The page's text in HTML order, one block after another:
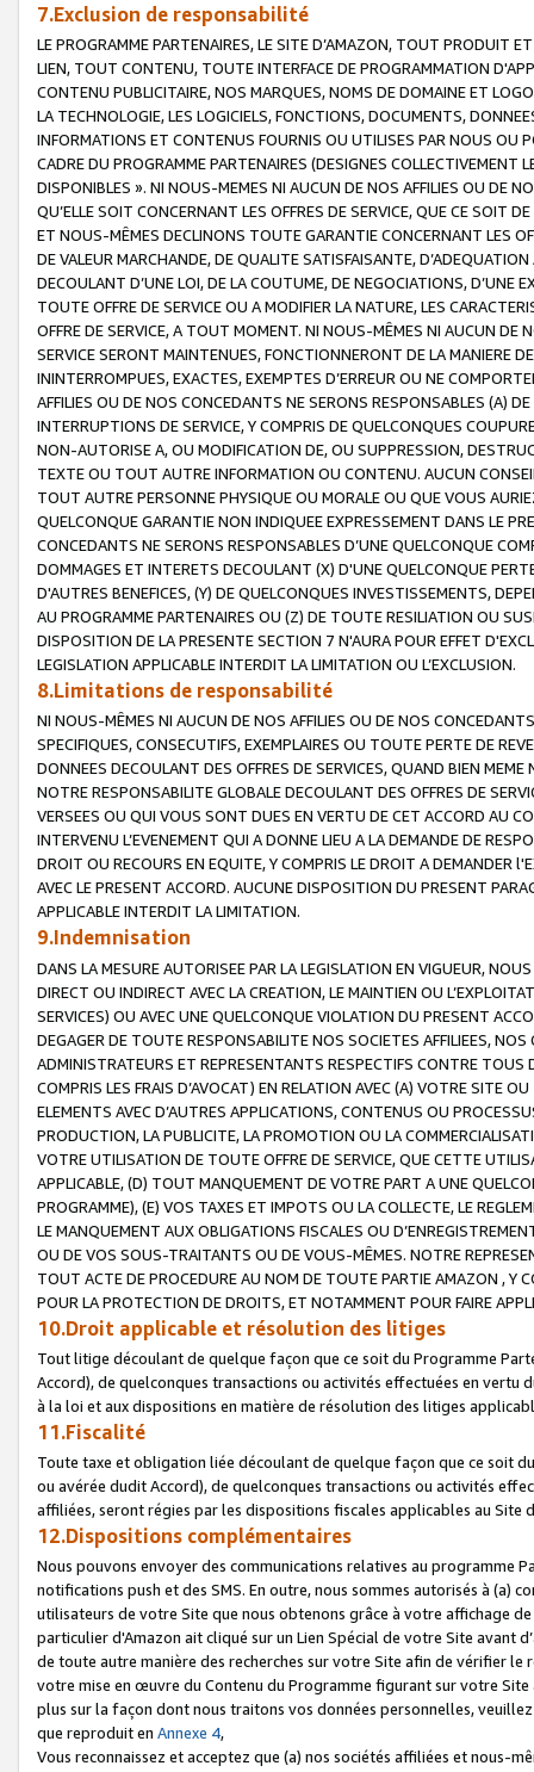
7.Exclusion de responsabilité
LE PROGRAMME PARTENAIRES, LE SITE D’AMAZON, TOUT PRODUIT
LIEN, TOUT CONTENU, TOUTE INTERFACE DE PROGRAMMATION
CONTENU PUBLICITAIRE, NOS MARQUES, NOMS DE DOMAINE ET
LA TECHNOLOGIE, LES LOGICIELS, FONCTIONS, DOCUMENTS,
INFORMATIONS ET CONTENUS FOURNIS OU UTILISES PAR NOUS OU
CADRE DU PROGRAMME PARTENAIRES (DESIGNES COLLECTIVEMENT
DISPONIBLES ». NI NOUS-MEMES NI AUCUN DE NOS AFFILIES OU DE
QU’ELLE SOIT CONCERNANT LES OFFRES DE SERVICE, QUE CE SOIT
ET NOUS-MÊMES DECLINONS TOUTE GARANTIE CONCERNANT LES
DE VALEUR MARCHANDE, DE QUALITE SATISFAISANTE,
DECOULANT D’UNE LOI, DE LA COUTUME, DE NEGOCIATIONS, D’UNE
TOUTE OFFRE DE SERVICE OU A MODIFIER LA NATURE, LES
OFFRE DE SERVICE, A TOUT MOMENT. NI NOUS-MÊMES NI AUCUN DE
SERVICE SERONT MAINTENUES, FONCTIONNERONT DE LA MANIERE
ININTERROMPUES, EXACTES, EXEMPTES D’ERREUR OU NE
AFFILIES OU DE NOS CONCEDANTS NE SERONS RESPONSABLES (A)
INTERRUPTIONS DE SERVICE, Y COMPRIS DE QUELCONQUES
NON-AUTORISE A, OU MODIFICATION DE, OU SUPPRESSION,
TEXTE OU TOUT AUTRE INFORMATION OU CONTENU. AUCUN
TOUT AUTRE PERSONNE PHYSIQUE OU MORALE OU QUE VOUS
QUELCONQUE GARANTIE NON INDIQUEE EXPRESSEMENT DANS LE
CONCEDANTS NE SERONS RESPONSABLES D’UNE QUELCONQUE
DOMMAGES ET INTERETS DECOULANT (X) D'UNE QUELCONQUE
D'AUTRES BENEFICES, (Y) DE QUELCONQUES INVESTISSEMENTS,
AU PROGRAMME PARTENAIRES OU (Z) DE TOUTE RESILIATION OU
DISPOSITION DE LA PRESENTE SECTION 7 N'AURA POUR EFFET
LEGISLATION APPLICABLE INTERDIT LA LIMITATION OU L’EXCLUSION.
8.Limitations de responsabilité
NI NOUS-MÊMES NI AUCUN DE NOS AFFILIES OU DE NOS
SPECIFIQUES, CONSECUTIFS, EXEMPLAIRES OU TOUTE PERTE DE
DONNEES DECOULANT DES OFFRES DE SERVICES, QUAND BIEN
NOTRE RESPONSABILITE GLOBALE DECOULANT DES OFFRES DE
VERSEES OU QUI VOUS SONT DUES EN VERTU DE CET ACCORD AU
INTERVENU L’EVENEMENT QUI A DONNE LIEU A LA DEMANDE DE
DROIT OU RECOURS EN EQUITE, Y COMPRIS LE DROIT A DEMANDER
AVEC LE PRESENT ACCORD. AUCUNE DISPOSITION DU PRESENT
APPLICABLE INTERDIT LA LIMITATION.
9.Indemnisation
DANS LA MESURE AUTORISEE PAR LA LEGISLATION EN VIGUEUR,
DIRECT OU INDIRECT AVEC LA CREATION, LE MAINTIEN OU
SERVICES) OU AVEC UNE QUELCONQUE VIOLATION DU PRESENT
DEGAGER DE TOUTE RESPONSABILITE NOS SOCIETES AFFILIEES,
ADMINISTRATEURS ET REPRESENTANTS RESPECTIFS CONTRE
COMPRIS LES FRAIS D’AVOCAT) EN RELATION AVEC (A) VOTRE SITE
ELEMENTS AVEC D’AUTRES APPLICATIONS, CONTENUS OU
PRODUCTION, LA PUBLICITE, LA PROMOTION OU LA
VOTRE UTILISATION DE TOUTE OFFRE DE SERVICE, QUE CETTE
APPLICABLE, (D) TOUT MANQUEMENT DE VOTRE PART A UNE
PROGRAMME), (E) VOS TAXES ET IMPOTS OU LA COLLECTE, LE
LE MANQUEMENT AUX OBLIGATIONS FISCALES OU
OU DE VOS SOUS-TRAITANTS OU DE VOUS-MÊMES. NOTRE
TOUT ACTE DE PROCEDURE AU NOM DE TOUTE PARTIE AMAZON , Y
POUR LA PROTECTION DE DROITS, ET NOTAMMENT POUR FAIRE
10.Droit applicable et résolution des litiges
Tout litige découlant de quelque façon que ce soit du Programme
Accord), de quelconques transactions ou activités effectuées en vertu
à la loi et aux dispositions en matière de résolution des litiges
11.Fiscalité
Toute taxe et obligation liée découlant de quelque façon que ce soit
ou avérée dudit Accord), de quelconques transactions ou activités
affiliées, seront régies par les dispositions fiscales applicables au Site
12.Dispositions complémentaires
Nous pouvons envoyer des communications relatives au programme
notifications push et des SMS. En outre, nous sommes autorisés à
utilisateurs de votre Site que nous obtenons grâce à votre affichage
particulier d'Amazon ait cliqué sur un Lien Spécial de votre Site avant
de toute autre manière des recherches sur votre Site afin de vérifier
votre mise en œuvre du Contenu du Programme figurant sur votre
plus sur la façon dont nous traitons vos données personnelles,
que reproduit en Annexe 4,
Vous reconnaissez et acceptez que (a) nos sociétés affiliées et nous-